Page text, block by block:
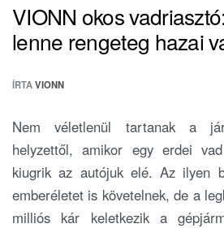
VIONN okos
lenne rengeteg hazai
ÍRTAVIONN
Nem véletlenül tartanak a
helyzettől, amikor egy erdei
kiugrik az autójuk elé. Az ilyen
emberéletet is követelnek, de a
milliós kár keletkezik a